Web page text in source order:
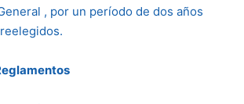
, por un período de dos años